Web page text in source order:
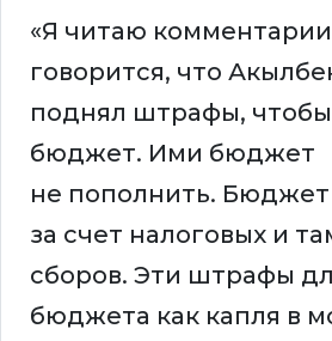
«Я читаю
говорится, что
поднял штрафы,
бюджет. Ими бюджет
не пополнить.
за счет налоговых и
сборов. Эти штрафы
бюджета как капля в